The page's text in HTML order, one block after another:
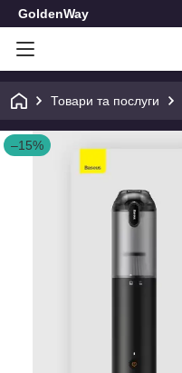
GoldenWay
Товари та послуги
–15%